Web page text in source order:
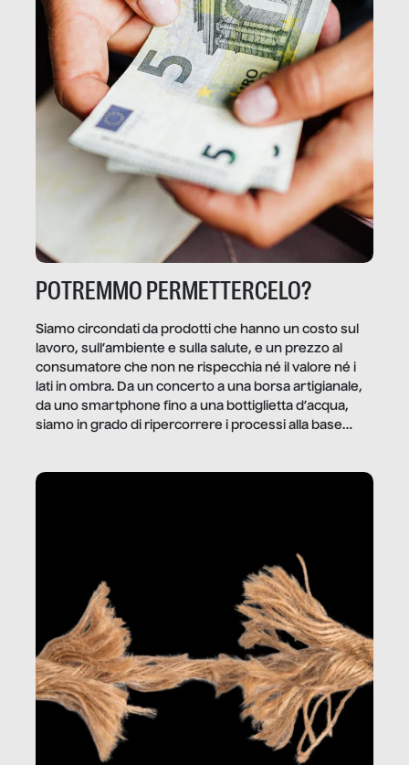
POTREMMO PERMETTERCELO?
Siamo circondati da prodotti che hanno un costo sul
lavoro, sull’ambiente e sulla salute, e un prezzo al
consumatore che non ne rispecchia né il valore né i
lati in ombra. Da un concerto a una borsa artigianale,
da uno smartphone fino a una bottiglietta d’acqua,
siamo in grado di ripercorrere i processi alla base
dietro gli oggetti e i servizi che fanno la nostra vita